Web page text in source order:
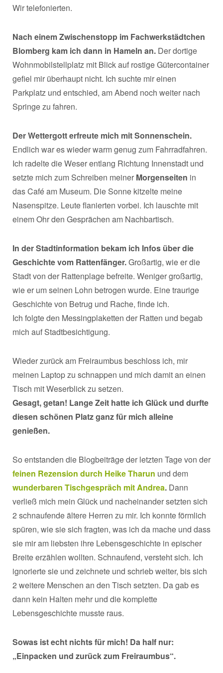
Wir telefonierten.
Nach einem Zwischenstopp im Fachwerkstädtchen
Blomberg kam ich dann in Hameln an. Der dortige
Wohnmobilstellplatz mit Blick auf rostige Gütercontainer
gefiel mir überhaupt nicht. Ich suchte mir einen
Parkplatz und entschied, am Abend noch weiter nach
Springe zu fahren.
Der Wettergott erfreute mich mit Sonnenschein.
Endlich war es wieder warm genug zum Fahrradfahren.
Ich radelte die Weser entlang Richtung Innenstadt und
setzte mich zum Schreiben meiner Morgenseiten in
das Café am Museum. Die Sonne kitzelte meine
Nasenspitze. Leute flanierten vorbei. Ich lauschte mit
einem Ohr den Gesprächen am Nachbartisch.
In der Stadtinformation bekam ich Infos über die
Geschichte vom Rattenfänger.Großartig, wie er die
Stadt von der Rattenplage befreite. Weniger großartig,
wie er um seinen Lohn betrogen wurde. Eine traurige
Geschichte von Betrug und Rache, finde ich.
Ich folgte den Messingplaketten der Ratten und begab
mich auf Stadtbesichtigung.
Wieder zurück am Freiraumbus beschloss ich, mir
meinen Laptop zu schnappen und mich damit an einen
Tisch mit Weserblick zu setzen.
Gesagt, getan! Lange Zeit hatte ich Glück und durfte
diesen schönen Platz ganz für mich alleine
genießen.
So entstanden die Blogbeiträge der letzten Tage von der
feinen Rezension durch Heike Tharun und dem
wunderbaren Tischgespräch mit Andrea. Dann
verließ mich mein Glück und nacheinander setzten sich
2 schnaufende ältere Herren zu mir. Ich konnte förmlich
spüren, wie sie sich fragten, was ich da mache und dass
sie mir am liebsten ihre Lebensgeschichte in epischer
Breite erzählen wollten. Schnaufend, versteht sich. Ich
ignorierte sie und zeichnete und schrieb weiter, bis sich
2 weitere Menschen an den Tisch setzten. Da gab es
dann kein Halten mehr und die komplette
Lebensgeschichte musste raus.
Sowas ist echt nichts für mich! Da half nur:
„Einpacken und zurück zum Freiraumbus“.